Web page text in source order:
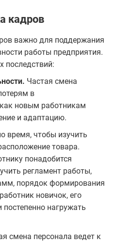
кадров
важно для поддержания
работы предприятия.
последствий:
Частая смена
в
как новым работникам
и адаптацию.
время, чтобы изучить
товара.
понадобится
регламент работы,
порядок формирования
новичок, его
постепенно нагружать
смена персонала ведет к